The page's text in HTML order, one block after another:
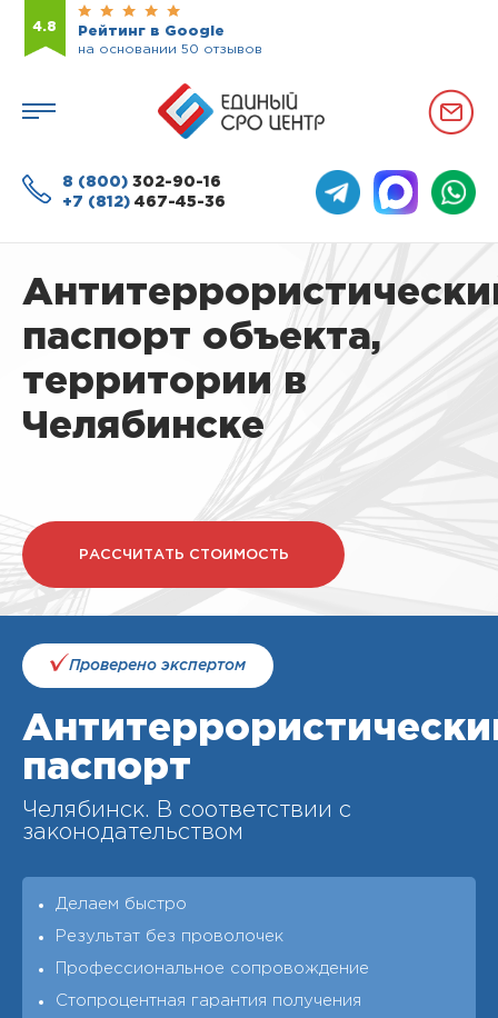
4.8
Рейтинг в Google
на основании 50 отзывов
8 (800) 302-90-16
+7 (812) 467-45-36
паспорт объекта,
территории в
Челябинске
РАССЧИТАТЬ СТОИМОСТЬ
Проверено экспертом
паспорт
Челябинск. В соответствии с
законодательством
Делаем быстро
Результат без проволочек
Профессиональное сопровождение
Стопроцентная гарантия получения